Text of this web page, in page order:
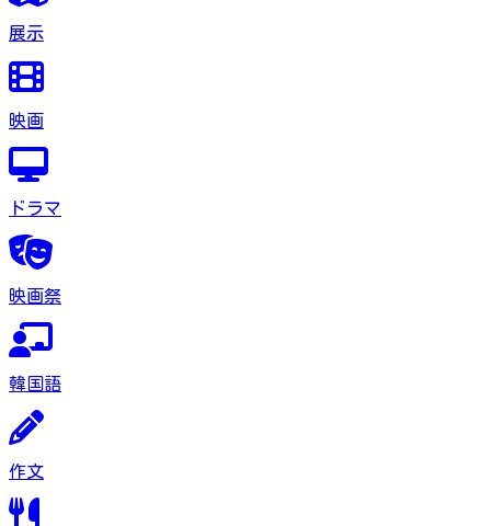
展示
映画
ドラマ
映画祭
韓国語
作文